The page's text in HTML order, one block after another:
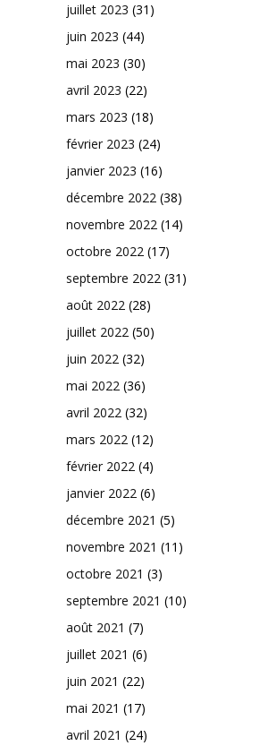
juillet 2023 (31)
juin 2023 (44)
mai 2023 (30)
avril 2023 (22)
mars 2023 (18)
février 2023 (24)
janvier 2023 (16)
décembre 2022 (38)
novembre 2022 (14)
octobre 2022 (17)
septembre 2022 (31)
août 2022 (28)
juillet 2022 (50)
juin 2022 (32)
mai 2022 (36)
avril 2022 (32)
mars 2022 (12)
février 2022 (4)
janvier 2022 (6)
décembre 2021 (5)
novembre 2021 (11)
octobre 2021 (3)
septembre 2021 (10)
août 2021 (7)
juillet 2021 (6)
juin 2021 (22)
mai 2021 (17)
avril 2021 (24)